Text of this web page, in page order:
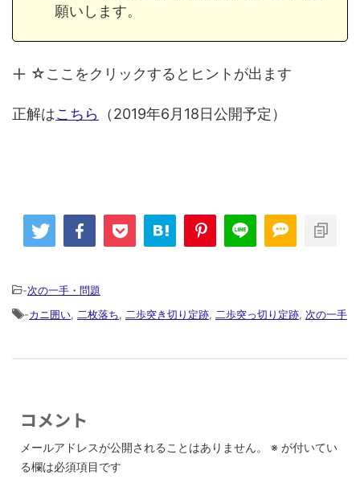
願いします。
☆ここをクリックするとヒントが出ます
正解はこちら （2019年6月18日公開予定）
-次の一手・問題
-カニ囲い, 二枚落ち, 二歩突き切り定跡, 二歩突っ切り定跡, 次の一手
コメント
メールアドレスが公開されることはありません。 ※ が付いてい
る欄は必須項目です